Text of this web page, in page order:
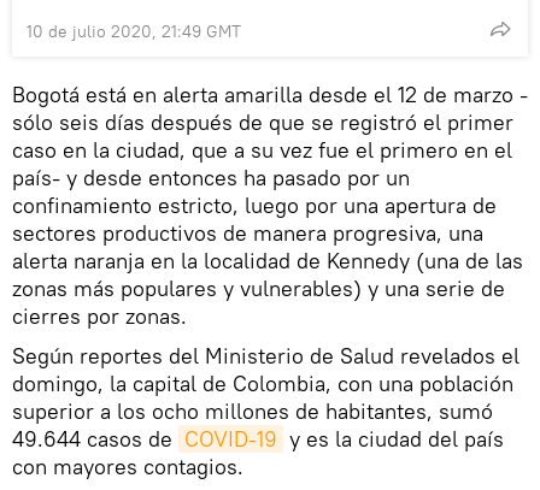
10 de julio 2020, 21:49 GMT
Bogotá está en alerta amarilla desde el 12 de marzo -
sólo seis días después de que se registró el primer
caso en la ciudad, que a su vez fue el primero en el
país- y desde entonces ha pasado por un
confinamiento estricto, luego por una apertura de
sectores productivos de manera progresiva, una
alerta naranja en la localidad de Kennedy (una de las
zonas más populares y vulnerables) y una serie de
cierres por zonas.
Según reportes del Ministerio de Salud revelados el
domingo, la capital de Colombia, con una población
superior a los ocho millones de habitantes, sumó
49.644 casos de COVID-19 y es la ciudad del país
con mayores contagios.